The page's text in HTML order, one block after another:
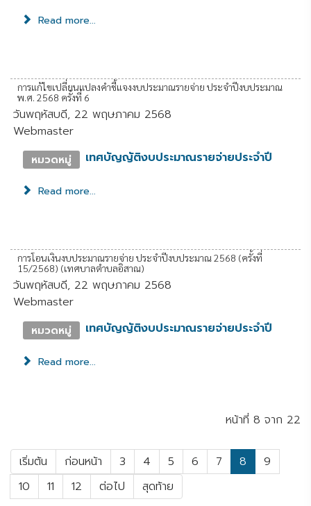
Read more...
การแก้ไขเปลี่ยนแปลงคำชี้แจงงบประมาณรายจ่าย ประจำปีงบประมาณ
พ.ศ. 2568 ครั้งที่ 6
วันพฤหัสบดี, 22 พฤษภาคม 2568
Webmaster
หมวดหมู่ เทศบัญญัติงบประมาณรายจ่ายประจำปี
Read more...
การโอนเงินงบประมาณรายจ่าย ประจำปีงบประมาณ 2568 (ครั้งที่
15/2568) (เทศบาลตำบลอิสาณ)
วันพฤหัสบดี, 22 พฤษภาคม 2568
Webmaster
หมวดหมู่ เทศบัญญัติงบประมาณรายจ่ายประจำปี
Read more...
หน้าที่ 8 จาก 22
เริ่มต้น ก่อนหน้า 3 4 5 6 7 8
9
10
11 12 ต่อไป สุดท้าย